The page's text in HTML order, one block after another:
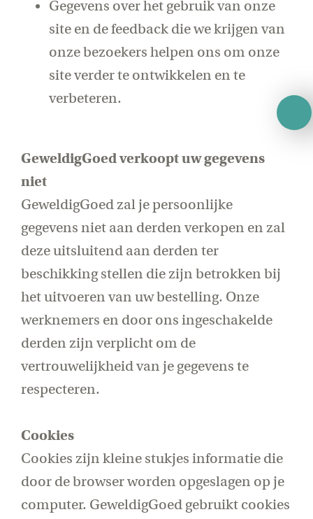
Gegevens over het gebruik van onze
site en de feedback die we krijgen van
onze bezoekers helpen ons om onze
site verder te ontwikkelen en te
verbeteren.
GeweldigGoed verkoopt uw gegevens
niet
GeweldigGoed zal je persoonlijke
gegevens niet aan derden verkopen en zal
deze uitsluitend aan derden ter
beschikking stellen die zijn betrokken bij
het uitvoeren van uw bestelling. Onze
werknemers en door ons ingeschakelde
derden zijn verplicht om de
vertrouwelijkheid van je gegevens te
respecteren.
Cookies
Cookies zijn kleine stukjes informatie die
door de browser worden opgeslagen op je
computer. GeweldigGoed gebruikt cookies